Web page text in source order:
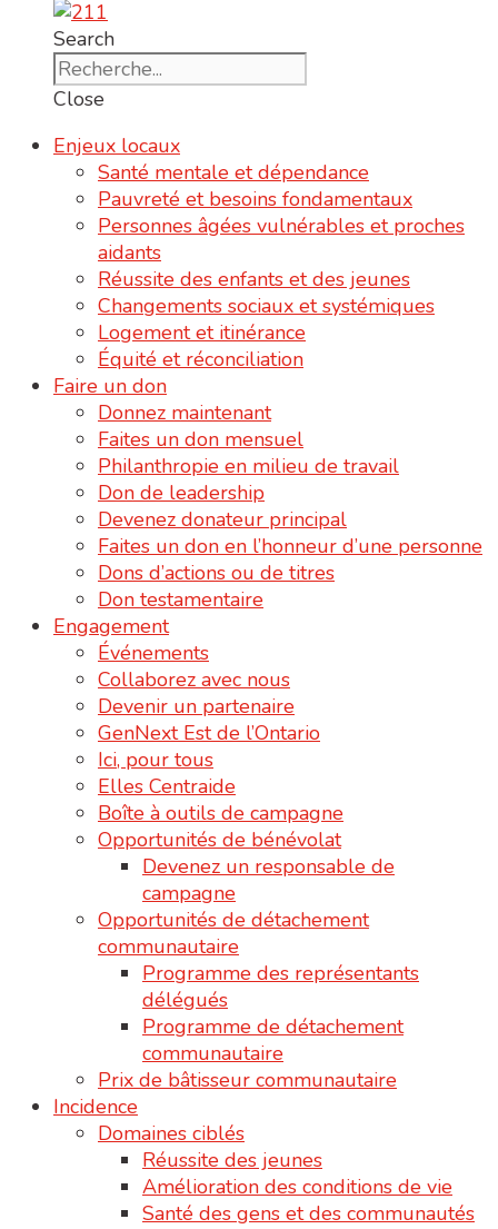
Search
Close
Enjeux locaux
Santé mentale et dépendance
Pauvreté et besoins fondamentaux
Personnes âgées vulnérables et proches
aidants
Réussite des enfants et des jeunes
Changements sociaux et systémiques
Logement et itinérance
Équité et réconciliation
Faire un don
Donnez maintenant
Faites un don mensuel
Philanthropie en milieu de travail
Don de leadership
Devenez donateur principal
Faites un don en l’honneur d’une personne
Dons d’actions ou de titres
Don testamentaire
Engagement
Événements
Collaborez avec nous
Devenir un partenaire
GenNext Est de l’Ontario
Ici, pour tous
Elles Centraide
Boîte à outils de campagne
Opportunités de bénévolat
Devenez un responsable de
campagne
Opportunités de détachement
communautaire
Programme des représentants
délégués
Programme de détachement
communautaire
Prix de bâtisseur communautaire
Incidence
Domaines ciblés
Réussite des jeunes
Amélioration des conditions de vie
Santé des gens et des communautés